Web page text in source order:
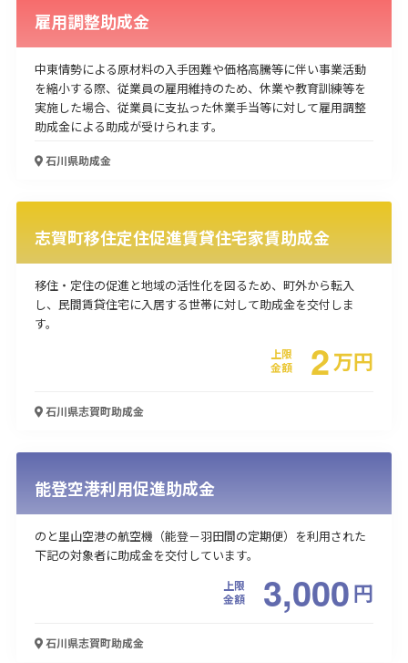
雇用調整助成金
中東情勢による原材料の入手困難や価格高騰等に伴い事業活動
を縮小する際、従業員の雇用維持のため、休業や教育訓練等を
実施した場合、従業員に支払った休業手当等に対して雇用調整
助成金による助成が受けられます。
石川県助成金
志賀町移住定住促進賃貸住宅家賃助成金
移住・定住の促進と地域の活性化を図るため、町外から転入
し、民間賃貸住宅に入居する世帯に対して助成金を交付しま
す。
上限
金額
2万円
石川県志賀町助成金
能登空港利用促進助成金
のと里山空港の航空機（能登－羽田間の定期便）を利用された
下記の対象者に助成金を交付しています。
上限
金額
3,000円
石川県志賀町助成金